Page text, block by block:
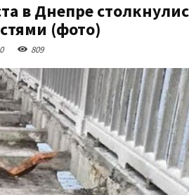
в Днепре
(фото)
0 809